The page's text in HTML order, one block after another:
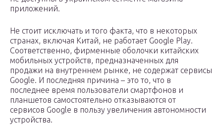
приложений.
Не стоит исключать и того факта, что в некоторых
странах, включая Китай, не работает Google Play.
Соответственно, фирменные оболочки китайских
мобильных устройств, предназначенных для
продажи на внутреннем рынке, не содержат сервисы
Google. И последняя причина – это то, что в
последнее время пользователи смартфонов и
планшетов самостоятельно отказываются от
сервисов Google в пользу увеличения автономности
устройства.